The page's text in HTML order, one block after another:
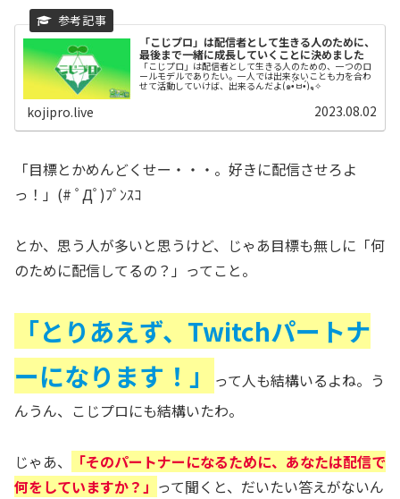
「こじプロ」は配信者として生きる人のために、
最後まで一緒に成長していくことに決めました
「こじプロ」は配信者として生きる人のための、一つのロ
ールモデルでありたい。一人では出来ないことも力を合わ
せて活動していけば、出来るんだよ(๑•̀ㅂ•́)و✧
kojipro.live 2023.08.02
「目標とかめんどくせー・・・。好きに配信させろよ
っ！」(# ﾟДﾟ)ﾌﾟﾝｽｺ
とか、思う人が多いと思うけど、じゃあ目標も無しに「何
のために配信してるの？」ってこと。
「とりあえず、Twitchパートナ
ーになります！」
って人も結構いるよね。う
んうん、こじプロにも結構いたわ。
じゃあ、
「そのパートナーになるために、あなたは配信で
何をしていますか？」 って聞くと、だいたい答えがないん